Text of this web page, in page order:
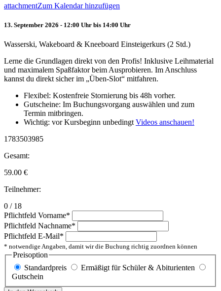
attachmentZum Kalendar hinzufügen
13. September 2026 - 12:00 Uhr bis 14:00 Uhr
Wasserski, Wakeboard & Kneeboard Einsteigerkurs (2 Std.)
Lerne die Grundlagen direkt von den Profis! Inklusive Leihmaterial
und maximalem Spaßfaktor beim Ausprobieren. Im Anschluss
kannst du direkt sicher im „Üben-Slot“ mitfahren.
Flexibel: Kostenfreie Stornierung bis 48h vorher.
Gutscheine: Im Buchungsvorgang auswählen und zum
Termin mitbringen.
Wichtig: vor Kursbeginn unbedingtVideos anschauen!
1783503985
Gesamt:
59.00 €
Teilnehmer:
0 / 18
Pflichtfeld Vorname*
Pflichtfeld Nachname*
Pflichtfeld E-Mail*
* notwendige Angaben, damit wir die Buchung richtig zuordnen können
Preisoption
Standardpreis
Ermäßigt für Schüler & Abiturienten
Gutschein